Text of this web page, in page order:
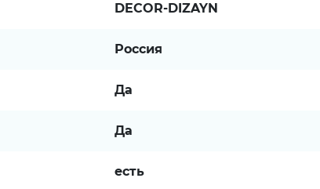
DECOR-DIZAYN
Россия
Да
Да
есть